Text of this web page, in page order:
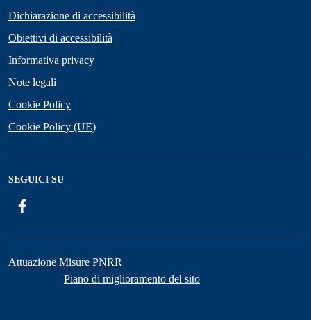
Dichiarazione di accessibilità
Obiettivi di accessibilità
Informativa privacy
Note legali
Cookie Policy
Cookie Policy (UE)
SEGUICI SU
Attuazione Misure PNRR
Piano di miglioramento del sito